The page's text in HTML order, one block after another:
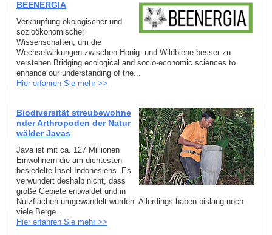
BEENERGIA
Verknüpfung ökologischer und
sozioökonomischer
Wissenschaften, um die
Wechselwirkungen zwischen Honig- und Wildbiene besser zu
verstehen Bridging ecological and socio-economic sciences to
enhance our understanding of the...
Hier erfahren Sie mehr >>
Biodiversität streubewohne
nder Arthropoden der Natur
wälder Javas
Java ist mit ca. 127 Millionen
Einwohnern die am dichtesten
besiedelte Insel Indonesiens. Es
verwundert deshalb nicht, dass
große Gebiete entwaldet und in
Nutzflächen umgewandelt wurden. Allerdings haben bislang noch
viele Berge...
Hier erfahren Sie mehr >>